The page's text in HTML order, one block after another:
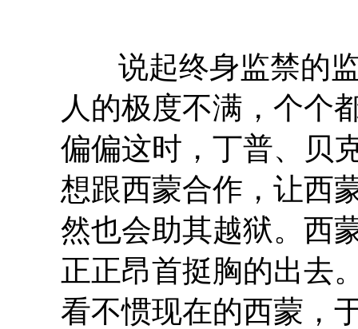
说起终身监禁的
人的极度不满，个个
偏偏这时，丁普、贝
想跟西蒙合作，让西
然也会助其越狱。西
正正昂首挺胸的出去
看不惯现在的西蒙，